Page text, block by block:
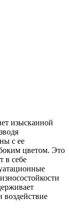
изысканной
с ее
цветом. Это
в себе